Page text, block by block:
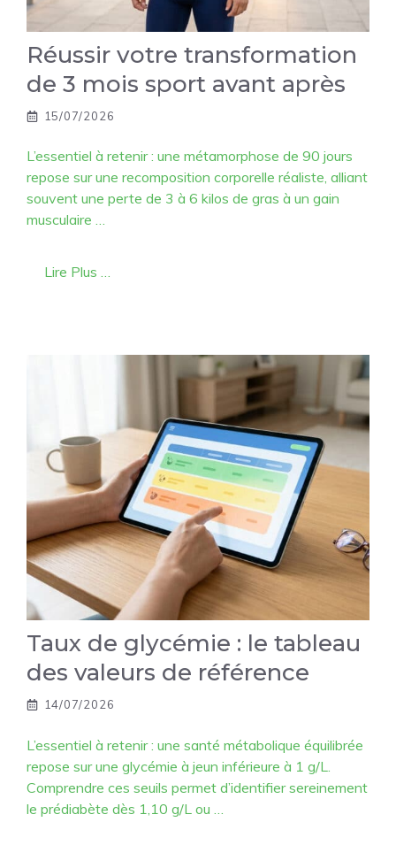
Réussir votre transformation
de 3 mois sport avant après
15/07/2026
L’essentiel à retenir : une métamorphose de 90 jours
repose sur une recomposition corporelle réaliste, alliant
souvent une perte de 3 à 6 kilos de gras à un gain
musculaire …
Lire Plus …
Taux de glycémie : le tableau
des valeurs de référence
14/07/2026
L’essentiel à retenir : une santé métabolique équilibrée
repose sur une glycémie à jeun inférieure à 1 g/L.
Comprendre ces seuils permet d’identifier sereinement
le prédiabète dès 1,10 g/L ou …